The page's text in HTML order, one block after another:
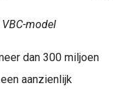
model
dan 300 miljoen
aanzienlijk